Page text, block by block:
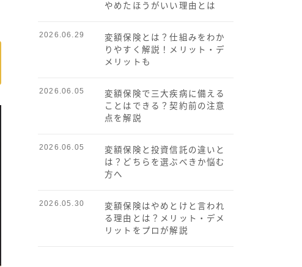
やめたほうがいい理由とは
変額保険とは？仕組みをわか
りやすく解説！メリット・デ
メリットも
2026.06.29
変額保険で三大疾病に備える
ことはできる？契約前の注意
点を解説
2026.06.05
変額保険と投資信託の違いと
は？どちらを選ぶべきか悩む
方へ
2026.06.05
変額保険はやめとけと言われ
る理由とは？メリット・デメ
リットをプロが解説
2026.05.30